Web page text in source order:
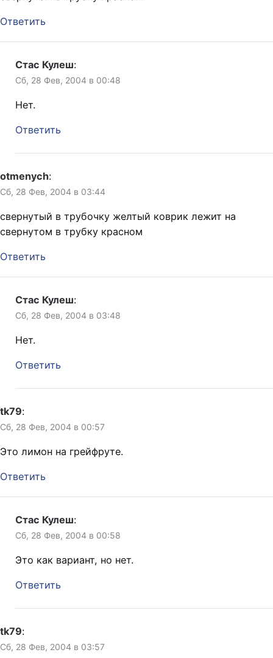
Ответить
Стас Кулеш:
Сб, 28 Фев, 2004 в 00:48
Нет.
Ответить
otmenych:
Сб, 28 Фев, 2004 в 03:44
свернутый в трубочку желтый коврик лежит на
свернутом в трубку красном
Ответить
Стас Кулеш:
Сб, 28 Фев, 2004 в 03:48
Нет.
Ответить
tk79:
Сб, 28 Фев, 2004 в 00:57
Это лимон на грейфруте.
Ответить
Стас Кулеш:
Сб, 28 Фев, 2004 в 00:58
Это как вариант, но нет.
Ответить
tk79:
Сб, 28 Фев, 2004 в 03:57